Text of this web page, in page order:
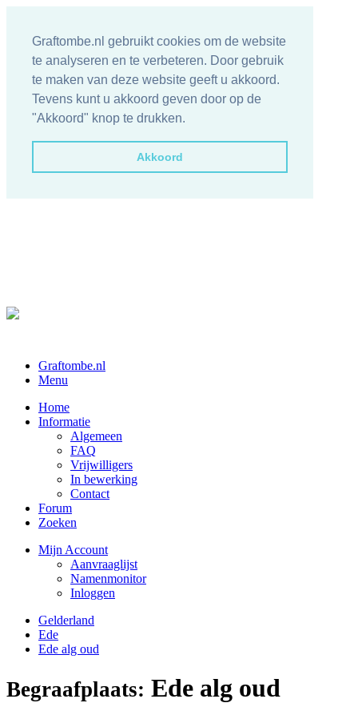
Graftombe.nl gebruikt cookies om de website
te analyseren en te verbeteren. Door gebruik
te maken van deze website geeft u akkoord.
Tevens kunt u akkoord geven door op de
"Akkoord" knop te drukken.
Akkoord
Graftombe.nl
Menu
Home
Informatie
Algemeen
FAQ
Vrijwilligers
In bewerking
Contact
Forum
Zoeken
Mijn Account
Aanvraaglijst
Namenmonitor
Inloggen
Gelderland
Ede
Ede alg oud
Begraafplaats: Ede alg oud